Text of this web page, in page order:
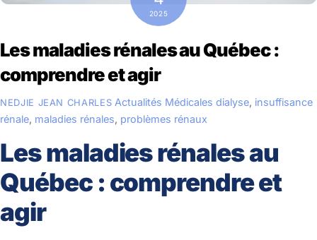
2025
Les maladies rénales au Québec :
comprendre et agir
NEDJIE JEAN CHARLES Actualités Médicales dialyse, insuffisance
rénale, maladies rénales, problèmes rénaux
Les maladies rénales au
Québec : comprendre et
agir